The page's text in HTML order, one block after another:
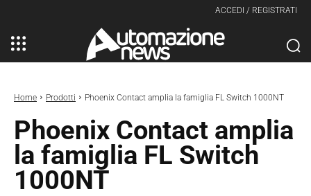
ACCEDI / REGISTRATI
Home Prodotti Phoenix Contact amplia la famiglia FL Switch 1000NT
Phoenix Contact amplia
la famiglia FL Switch
1000NT